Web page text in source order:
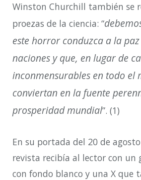
Winston Churchill también se
proezas de la ciencia: “
este horror conduzca a la
naciones y que, en lugar de
inconmensurables en todo el
conviertan en la fuente
prosperidad mundial”. (1)
En su portada del 20 de
revista recibía al lector con un
con fondo blanco y una X que